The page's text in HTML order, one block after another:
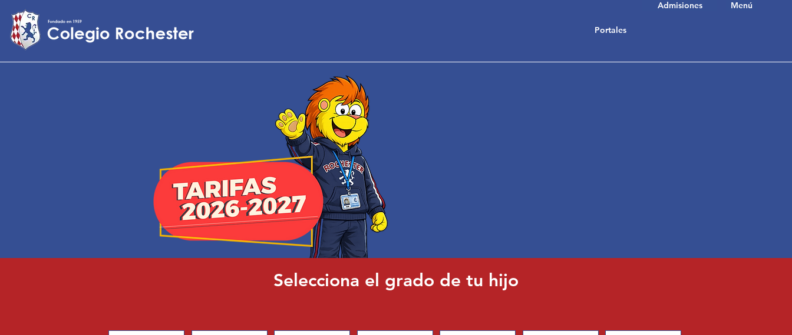
Portales
Menú
Admisiones
Selecciona el grado de tu hijo